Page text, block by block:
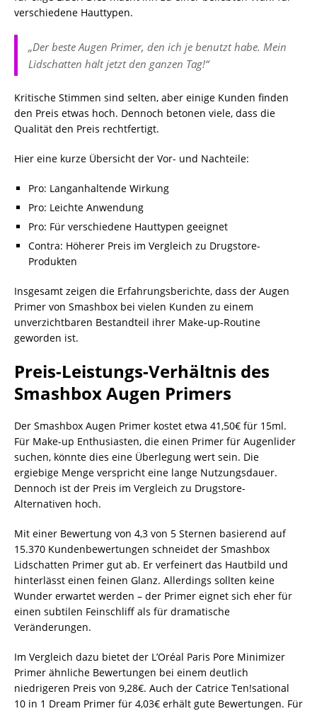
verschiedene Hauttypen.
„Der beste Augen Primer, den ich je benutzt habe. Mein
Lidschatten hält jetzt den ganzen Tag!“
Kritische Stimmen sind selten, aber einige Kunden finden
den Preis etwas hoch. Dennoch betonen viele, dass die
Qualität den Preis rechtfertigt.
Hier eine kurze Übersicht der Vor- und Nachteile:
Pro: Langanhaltende Wirkung
Pro: Leichte Anwendung
Pro: Für verschiedene Hauttypen geeignet
Contra: Höherer Preis im Vergleich zu Drugstore-
Produkten
Insgesamt zeigen die Erfahrungsberichte, dass der Augen
Primer von Smashbox bei vielen Kunden zu einem
unverzichtbaren Bestandteil ihrer Make-up-Routine
geworden ist.
Preis-Leistungs-Verhältnis des
Smashbox Augen Primers
Der Smashbox Augen Primer kostet etwa 41,50€ für 15ml.
Für Make-up Enthusiasten, die einen Primer für Augenlider
suchen, könnte dies eine Überlegung wert sein. Die
ergiebige Menge verspricht eine lange Nutzungsdauer.
Dennoch ist der Preis im Vergleich zu Drugstore-
Alternativen hoch.
Mit einer Bewertung von 4,3 von 5 Sternen basierend auf
15.370 Kundenbewertungen schneidet der Smashbox
Lidschatten Primer gut ab. Er verfeinert das Hautbild und
hinterlässt einen feinen Glanz. Allerdings sollten keine
Wunder erwartet werden – der Primer eignet sich eher für
einen subtilen Feinschliff als für dramatische
Veränderungen.
Im Vergleich dazu bietet der L’Oréal Paris Pore Minimizer
Primer ähnliche Bewertungen bei einem deutlich
niedrigeren Preis von 9,28€. Auch der Catrice Ten!sational
10 in 1 Dream Primer für 4,03€ erhält gute Bewertungen. Für